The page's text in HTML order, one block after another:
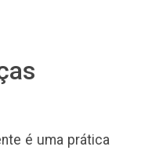
é uma prática